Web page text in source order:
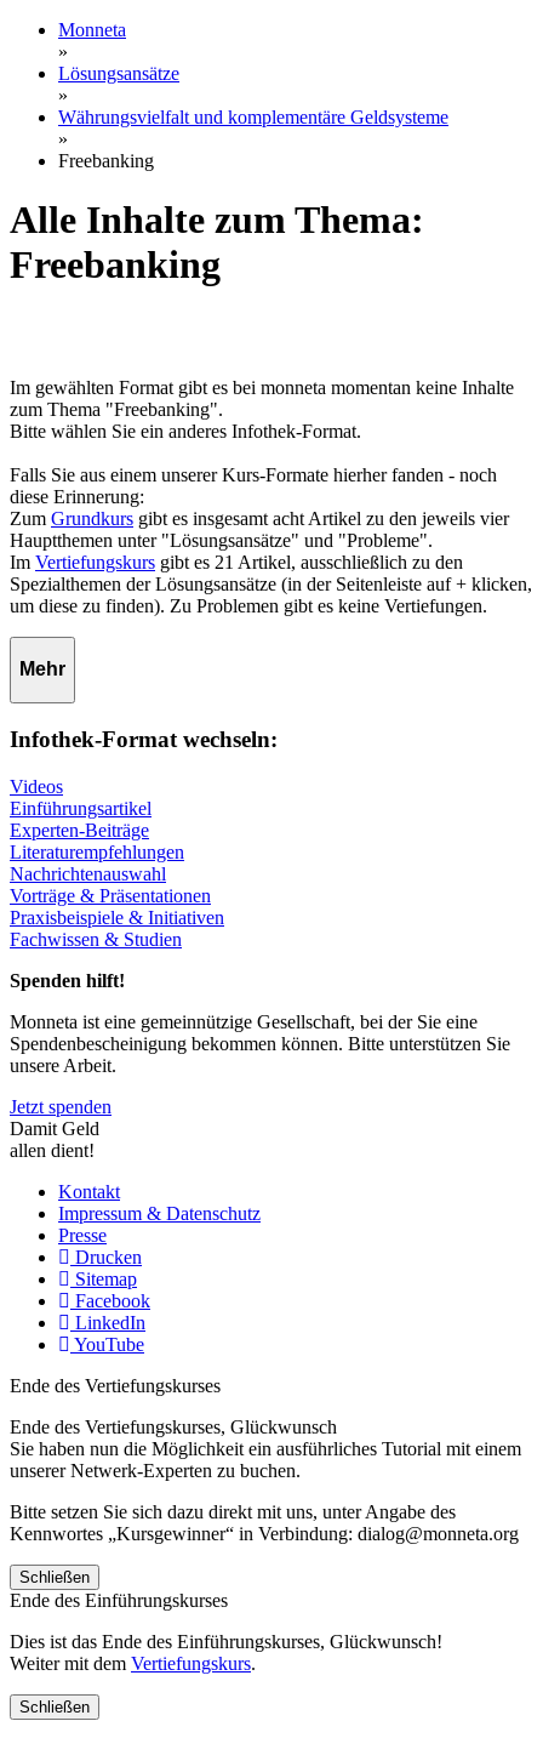
Monneta
»
Lösungsansätze
»
Währungsvielfalt und komplementäre Geldsysteme
»
Freebanking
Alle Inhalte zum Thema:
Freebanking
Im gewählten Format gibt es bei monneta momentan keine Inhalte
zum Thema "Freebanking".
Bitte wählen Sie ein anderes Infothek-Format.
Falls Sie aus einem unserer Kurs-Formate hierher fanden - noch
diese Erinnerung:
Zum Grundkurs gibt es insgesamt acht Artikel zu den jeweils vier
Hauptthemen unter "Lösungsansätze" und "Probleme".
Im Vertiefungskurs gibt es 21 Artikel, ausschließlich zu den
Spezialthemen der Lösungsansätze (in der Seitenleiste auf + klicken,
um diese zu finden). Zu Problemen gibt es keine Vertiefungen.
Mehr
Infothek-Format wechseln:
Videos
Einführungsartikel
Experten-Beiträge
Literaturempfehlungen
Nachrichtenauswahl
Vorträge & Präsentationen
Praxisbeispiele & Initiativen
Fachwissen & Studien
Spenden hilft!
Monneta ist eine gemeinnützige Gesellschaft, bei der Sie eine
Spendenbescheinigung bekommen können. Bitte unterstützen Sie
unsere Arbeit.
Jetzt spenden
Damit Geld
allen dient!
Kontakt
Impressum & Datenschutz
Presse
Drucken
Sitemap
Facebook
LinkedIn
YouTube
Ende des Vertiefungskurses
Ende des Vertiefungskurses, Glückwunsch
Sie haben nun die Möglichkeit ein ausführliches Tutorial mit einem
unserer Netwerk-Experten zu buchen.
Bitte setzen Sie sich dazu direkt mit uns, unter Angabe des
Kennwortes „Kursgewinner“ in Verbindung: dialog@monneta.org
Schließen
Ende des Einführungskurses
Dies ist das Ende des Einführungskurses, Glückwunsch!
Weiter mit dem Vertiefungskurs.
Schließen